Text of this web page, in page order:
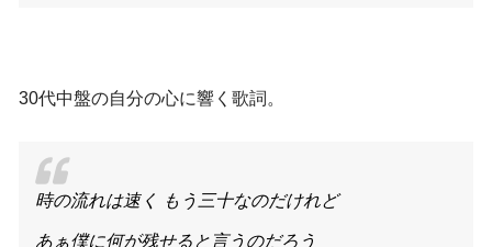
30代中盤の自分の心に響く歌詞。
時の流れは速く もう三十なのだけれど
あぁ僕に何が残せると言うのだろう